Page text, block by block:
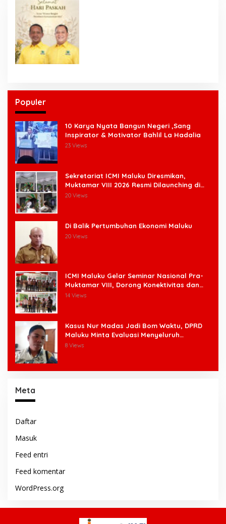
Populer
10 Karya Nyata Bangun Negeri ,Sang
Inspirator & Motivator Bahlil La Hadalia
23 Views
Sekretariat ICMI Maluku Diresmikan,
Muktamar VIII 2026 Resmi Dilaunching di
Ambon
20 Views
Di Balik Pertumbuhan Ekonomi Maluku
20 Views
ICMI Maluku Gelar Seminar Nasional Pra-
Muktamar VIII, Dorong Konektivitas dan
Ketahanan Pangan di Wilayah Kepulauan
14 Views
Kasus Nur Madas Jadi Bom Waktu, DPRD
Maluku Minta Evaluasi Menyeluruh
Pengangkatan Pengangkatan Pejabat
8 Views
Meta
Daftar
Masuk
Feed entri
Feed komentar
WordPress.org